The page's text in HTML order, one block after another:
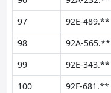
97
92E-489.**
98
92A-565.**
99
92E-343.**
100
92F-681.**